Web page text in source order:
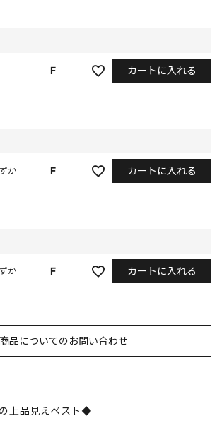
F カートに入れる
F
か カートに入れる
F
か カートに入れる
商品についてのお問い合わせ
上品見えベスト◆